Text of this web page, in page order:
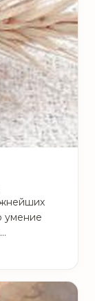
умение